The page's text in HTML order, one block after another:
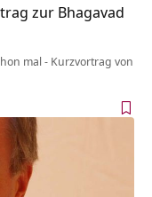
zur Bhagavad
mal - Kurzvortrag von